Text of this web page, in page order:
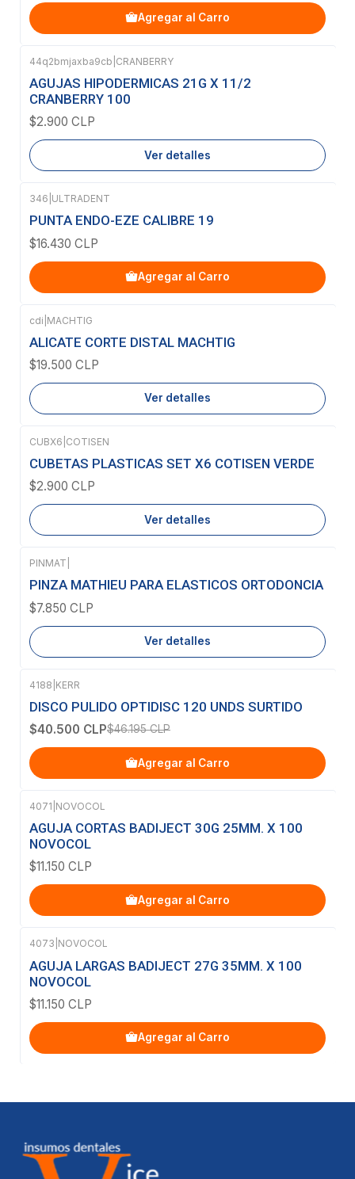
Agregar al Carro
Agotado
44q2bmjaxba9cb CRANBERRY
AGUJAS HIPODERMICAS 21G X 11/2
CRANBERRY 100
$2.900 CLP
Ver detalles
346 ULTRADENT
PUNTA ENDO-EZE CALIBRE 19
$16.430 CLP
Agregar al Carro
Agotado
cdi MACHTIG
ALICATE CORTE DISTAL MACHTIG
$19.500 CLP
Ver detalles
Agotado
CUBX6 COTISEN
CUBETAS PLASTICAS SET X6 COTISEN VERDE
$2.900 CLP
Ver detalles
Agotado
PINMAT
PINZA MATHIEU PARA ELASTICOS ORTODONCIA
$7.850 CLP
Ver detalles
-12%OFF
4188 KERR
DISCO PULIDO OPTIDISC 120 UNDS SURTIDO
$40.500 CLP$46.195 CLP
Agregar al Carro
4071 NOVOCOL
AGUJA CORTAS BADIJECT 30G 25MM. X 100
NOVOCOL
$11.150 CLP
Agregar al Carro
4073 NOVOCOL
AGUJA LARGAS BADIJECT 27G 35MM. X 100
NOVOCOL
$11.150 CLP
Agregar al Carro